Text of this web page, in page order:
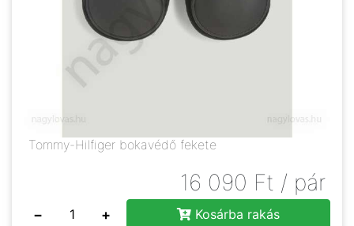
Tommy-Hilfiger bokavédő fekete
16 090 Ft / pár
− +
Kosárba rakás